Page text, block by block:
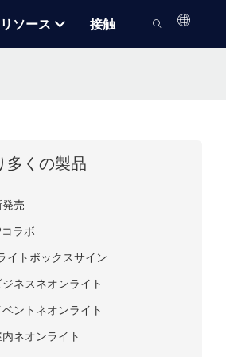
リソース 接触
多くの製品
発売
ラボ
イトボックスサイン
ジネスネオンライト
ベントネオンライト
内ネオンライト